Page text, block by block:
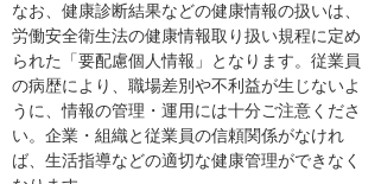
なお、健康診断結果などの健康情報の扱いは、
労働安全衛生法の健康情報取り扱い規程に定め
られた「要配慮個人情報」となります。従業員
の病歴により、職場差別や不利益が生じないよ
うに、情報の管理・運用には十分ご注意くださ
い。企業・組織と従業員の信頼関係がなけれ
ば、生活指導などの適切な健康管理ができなく